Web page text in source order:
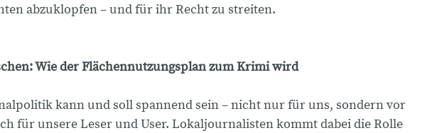
abzuklopfen – und für ihr Recht zu streiten.
Wie der Flächennutzungsplan zum Krimi wird
kann und soll spannend sein – nicht nur für uns, sondern vor
für unsere Leser und User. Lokaljournalisten kommt dabei die Rolle